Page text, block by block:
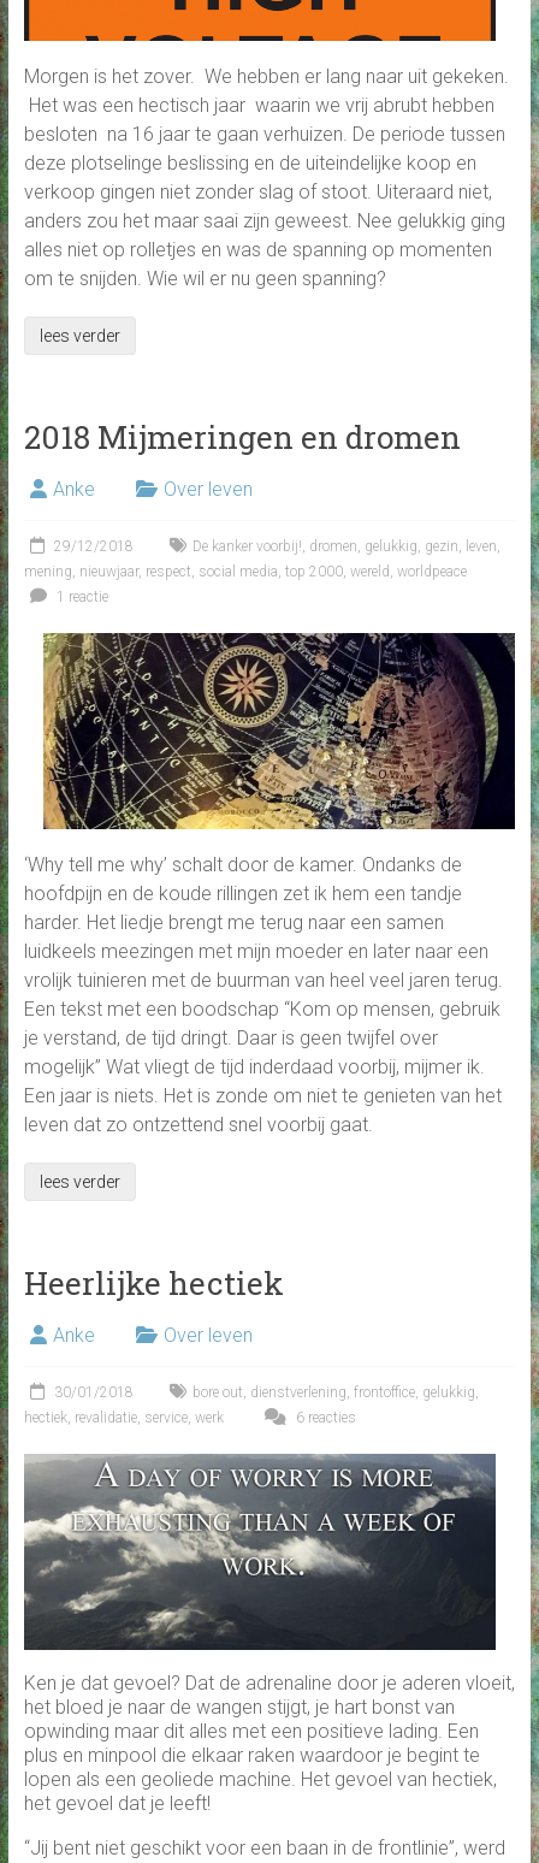
Morgen is het zover. We hebben er lang naar uit gekeken.
Het was een hectisch jaar waarin we vrij abrubt hebben
besloten na 16 jaar te gaan verhuizen. De periode tussen
deze plotselinge beslissing en de uiteindelijke koop en
verkoop gingen niet zonder slag of stoot. Uiteraard niet,
anders zou het maar saai zijn geweest. Nee gelukkig ging
alles niet op rolletjes en was de spanning op momenten
om te snijden. Wie wil er nu geen spanning?
lees verder
2018 Mijmeringen en dromen
Anke Over leven
29/12/2018 De kanker voorbij! dromen gelukkig gezin leven
mening nieuwjaar, respect social media top 2000, wereld worldpeace
1 reactie
‘Why tell me why’ schalt door de kamer. Ondanks de
hoofdpijn en de koude rillingen zet ik hem een tandje
harder. Het liedje brengt me terug naar een samen
luidkeels meezingen met mijn moeder en later naar een
vrolijk tuinieren met de buurman van heel veel jaren terug.
Een tekst met een boodschap “Kom op mensen, gebruik
je verstand, de tijd dringt. Daar is geen twijfel over
mogelijk” Wat vliegt de tijd inderdaad voorbij, mijmer ik.
Een jaar is niets. Het is zonde om niet te genieten van het
leven dat zo ontzettend snel voorbij gaat.
lees verder
Heerlijke hectiek
Anke Over leven
30/01/2018 bore out, dienstverlening, frontoffice, gelukkig,
hectiek, revalidatie, service, werk 6 reacties
Ken je dat gevoel? Dat de adrenaline door je aderen vloeit,
het bloed je naar de wangen stijgt, je hart bonst van
opwinding maar dit alles met een positieve lading. Een
plus en minpool die elkaar raken waardoor je begint te
lopen als een geoliede machine. Het gevoel van hectiek,
het gevoel dat je leeft!
“Jij bent niet geschikt voor een baan in de frontlinie”, werd